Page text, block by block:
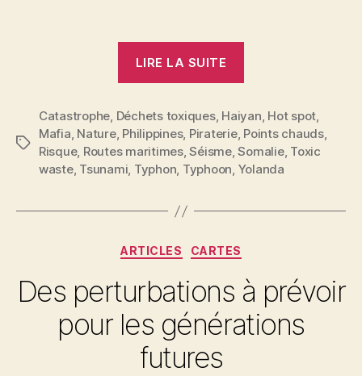
LIRE LA SUITE
déchets
toxiques »
Étiquettes
Catastrophe, Déchets toxiques, Haiyan, Hot spot,
Mafia, Nature, Philippines, Piraterie, Points chauds,
Risque, Routes maritimes,Séisme,Somalie, Toxic
waste, Tsunami, Typhon, Typhoon, Yolanda
Catégories
ARTICLES CARTES
Des perturbations à prévoir
pour les générations
futures